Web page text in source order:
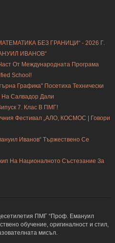
БЕЗ ГРАНИЦИ“ - 2026 Г.
ИВАНОВ“
От Международната Програма
School!
Графика" Посетиха Технически
Салвадор Дали
7. Клас В ПМГ!
Фестивал „АЛО, КОСМОС | Говори
Иванов“ Тържествено Се
На Националното Състезание За
ПМГ “Проф. Емануил
обучение, оригиналност и стил,
мисъл.